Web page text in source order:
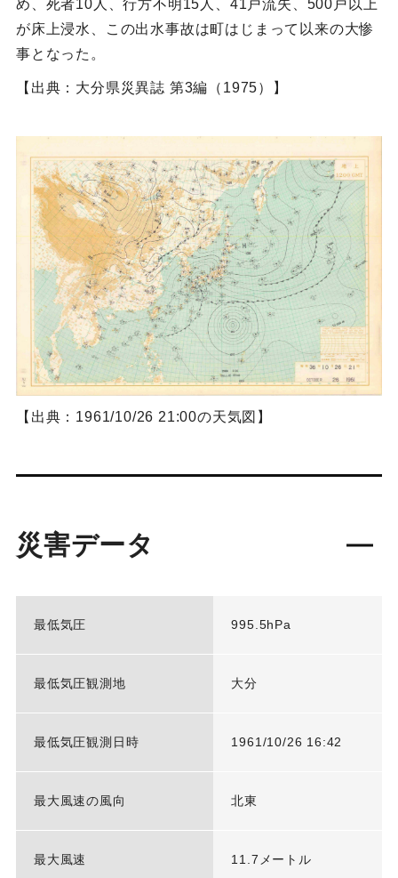
め、死者10人、行方不明15人、41戸流失、500戸以上
が床上浸水、この出水事故は町はじまって以来の大惨
事となった。
【出典：大分県災異誌 第3編（1975）】
【出典：1961/10/26 21:00の天気図】
災害データ
最低気圧 995.5hPa
最低気圧観測地 大分
最低気圧観測日時 1961/10/26 16:42
最大風速の風向 北東
最大風速 11.7メートル